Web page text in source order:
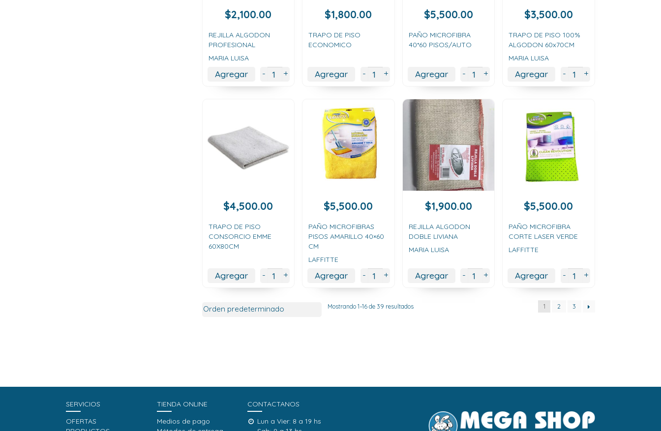
$2,100.00
REJILLA ALGODON
PROFESIONAL
MARIA LUISA
Agregar - +
$1,800.00
TRAPO DE PISO
ECONOMICO
Agregar - +
$5,500.00
PAÑO MICROFIBRA
40*60 PISOS/AUTO
Agregar - +
$3,500.00
TRAPO DE PISO 100%
ALGODON 60x70CM
MARIA LUISA
Agregar - +
$4,500.00
TRAPO DE PISO
CONSORCIO EMME
60X80CM
Agregar - +
$5,500.00
PAÑO MICROFIBRAS
PISOS AMARILLO 40×60
CM
LAFFITTE
Agregar - +
$1,900.00
REJILLA ALGODON
DOBLE LIVIANA
MARIA LUISA
Agregar - +
$5,500.00
PAÑO MICROFIBRA
CORTE LASER VERDE
LAFFITTE
Agregar - +
Mostrando 1–16 de 39 resultados 1 2 3
SERVICIOS
OFERTAS
TIENDA ONLINE
Medios de pago
CONTACTANOS
Lun a Vier: 8 a 19 hs